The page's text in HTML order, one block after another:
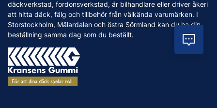
däckverkstad, fordonsverkstad, är bilhandlare eller driver åkeri
att hitta däck, fälg och tillbehör från välkända varumärken. I
Storstockholm, Mälardalen och östra Sörmland kan du ha din
beställning samma dag som du beställt.
Betalning & faktura
Köpvillkor
Vanliga frågor och svar
Jobba hos oss
Nyheter
Tips & Råd
Varumärken
Våra Verkstäder
Press